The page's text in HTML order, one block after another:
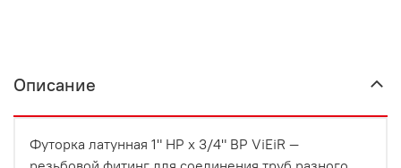
Описание
Футорка латунная 1" НР х 3/4" ВР ViEiR —